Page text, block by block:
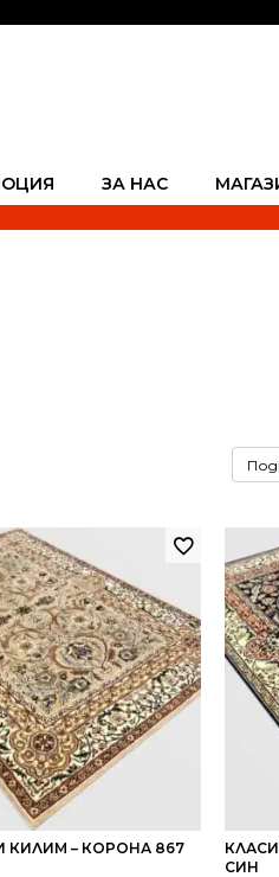
ЗА НАС
КИЛИМ – КОРОНА 867
СИН